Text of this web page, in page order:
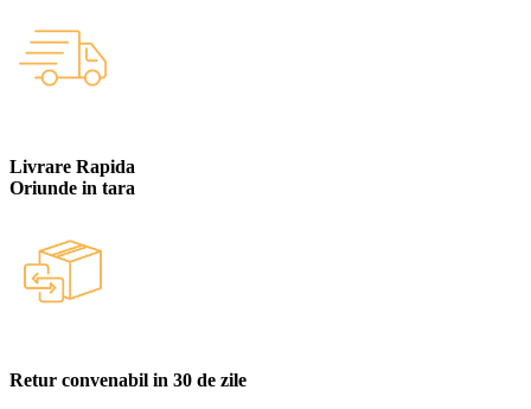
Livrare Rapida
Oriunde in tara
Retur convenabil in 30 de zile